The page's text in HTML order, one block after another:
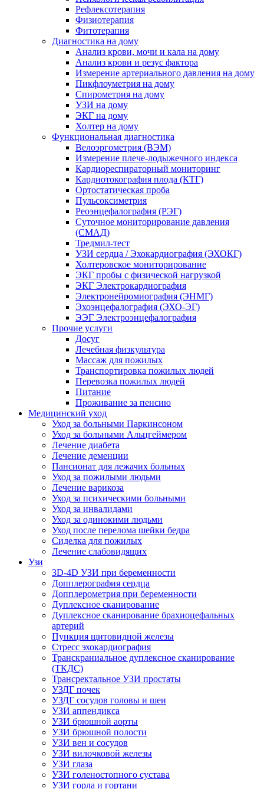
Рефлексотерапия
Физиотерапия
Фитотерапия
Диагностика на дому
Анализ крови, мочи и кала на дому
Анализ крови и резус фактора
Измерение артериального давления на дому
Пикфлоуметрия на дому
Спирометрия на дому
УЗИ на дому
ЭКГ на дому
Холтер на дому
Функциональная диагностика
Велоэргометрия (ВЭМ)
Измерение плече-лодыжечного индекса
Кардиореспираторный мониторинг
Кардиотокография плода (КТГ)
Ортостатическая проба
Пульсоксиметрия
Реоэнцефалография (РЭГ)
Суточное мониторирование давления
(СМАД)
Тредмил-тест
УЗИ сердца / Эхокардиография (ЭХОКГ)
Холтеровское мониторирование
ЭКГ пробы с физической нагрузкой
ЭКГ Электрокардиография
Электронейромиография (ЭНМГ)
Эхоэнцефалография (ЭХО-ЭГ)
ЭЭГ Электроэнцефалография
Прочие услуги
Досуг
Лечебная физкультура
Массаж для пожилых
Транспортировка пожилых людей
Перевозка пожилых людей
Питание
Проживание за пенсию
Медицинский уход
Уход за больными Паркинсоном
Уход за больными Альцгеймером
Лечение диабета
Лечение деменции
Пансионат для лежачих больных
Уход за пожилыми людьми
Лечение варикоза
Уход за психическими больными
Уход за инвалидами
Уход за одинокими людьми
Уход после перелома шейки бедра
Сиделка для пожилых
Лечение слабовидящих
Узи
3D-4D УЗИ при беременности
Допплерография сердца
Допплерометрия при беременности
Дуплексное сканирование
Дуплексное сканирование брахиоцефальных
артерий
Пункция щитовидной железы
Стресс эхокардиография
Транскраниальное дуплексное сканирование
(ТКДС)
Трансректальное УЗИ простаты
УЗДГ почек
УЗДГ сосудов головы и шеи
УЗИ аппендикса
УЗИ брюшной аорты
УЗИ брюшной полости
УЗИ вен и сосудов
УЗИ вилочковой железы
УЗИ глаза
УЗИ голеностопного сустава
УЗИ горла и гортани